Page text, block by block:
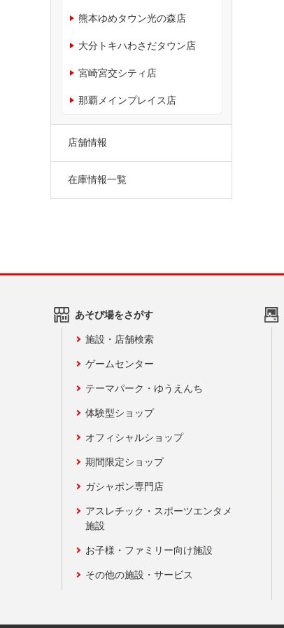
熊本ゆめタウン光の森店
大分トキハわさだタウン店
宮崎宮交シティ店
那覇メインプレイス店
店舗情報
在庫情報一覧
あそび場をさがす
施設・店舗検索
ゲームセンター
テーマパーク・ゆうえんち
体験型ショップ
オフィシャルショップ
期間限定ショップ
ガシャポン専門店
アスレチック・スポーツエンタメ
施設
お子様・ファミリー向け施設
その他の施設・サービス